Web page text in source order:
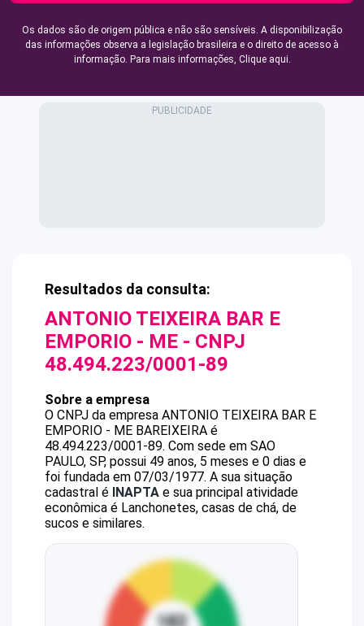
Os dados são de origem pública e não são sensíveis. A disponibilização
das informações observa a legislação brasileira e o direito de acesso à
informação. Para mais informações, Clique aqui.
Resultados da consulta:
ANTONIO TEIXEIRA BAR E
EMPORIO - ME - CNPJ
48.494.223/0001-89
Sobre a empresa
O CNPJ da empresa ANTONIO TEIXEIRA BAR E
EMPORIO - ME BAREIXEIRA é
48.494.223/0001-89. Com sede em SAO
PAULO, SP, possui 49 anos, 5 meses e 0 dias e
foi fundada em 07/03/1977. A sua situação
cadastral é INAPTA e sua principal atividade
econômica é Lanchonetes, casas de chá, de
sucos e similares.